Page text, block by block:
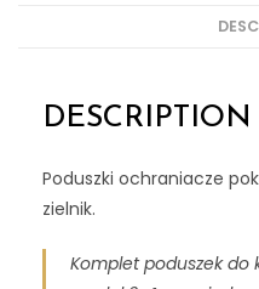
DESCRIPTION
Poduszki ochraniacze
zielnik.
Komplet poduszek do